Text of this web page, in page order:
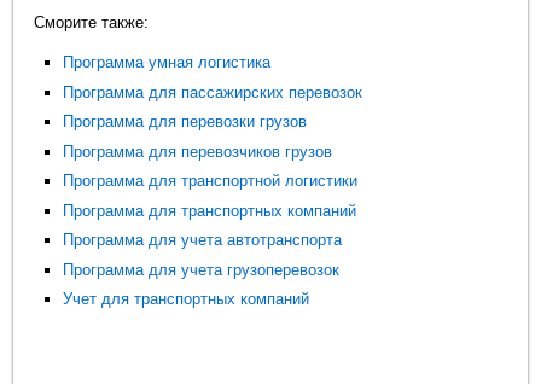
Сморите также:
Программа умная логистика
Программа для пассажирских перевозок
Программа для перевозки грузов
Программа для перевозчиков грузов
Программа для транспортной логистики
Программа для транспортных компаний
Программа для учета автотранспорта
Программа для учета грузоперевозок
Учет для транспортных компаний